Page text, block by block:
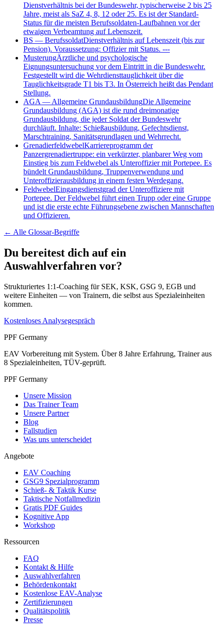
Dienstverhältnis bei der Bundeswehr, typischerweise 2 bis 25
Jahre, meist als SaZ 4, 8, 12 oder 25. Es ist der Standard-
Status für die meisten Berufssoldaten-Laufbahnen vor der
etwaigen Verbeamtung auf Lebenszeit.
BS — BerufssoldatDienstverhältnis auf Lebenszeit (bis zur
Pension). Voraussetzung: Offizier mit Status. ---
MusterungÄrztliche und psychologische
Eignungsuntersuchung vor dem Eintritt in die Bundeswehr.
Festgestellt wird die Wehrdiensttauglichkeit über die
Tauglichkeitsgrade T1 bis T3. In Österreich heißt das Pendant
Stellung.
AGA —Allgemeine GrundausbildungDie Allgemeine
Grundausbildung (AGA) ist die rund dreimonatige
Grundausbildung, die jeder Soldat der Bundeswehr
durchläuft. Inhalte: Schießausbildung, Gefechtsdienst,
Marschtraining, Sanitätsgrundlagen und Wehrrecht.
GrenadierfeldwebelKarriereprogramm der
Panzergrenadiertruppe: ein verkürzter, planbarer Weg vom
Einstieg bis zum Feldwebel als Unteroffizier mit Portepee. Es
bündelt Grundausbildung, Truppenverwendung und
Unteroffizierausbildung in einem festen Werdegang.
FeldwebelEingangsdienstgrad der Unteroffiziere mit
Portepee. Der Feldwebel führt einen Trupp oder eine Gruppe
und ist die erste echte Führungsebene zwischen Mannschaften
und Offizieren.
← Alle Glossar-Begriffe
Du bereitest dich auf ein
Auswahlverfahren vor?
Strukturiertes 1:1-Coaching für SEK, KSK, GSG 9, EGB und
weitere Einheiten — von Trainern, die selbst aus Spezialeinheiten
kommen.
Kostenloses Analysegespräch
PPF Germany
EAV Vorbereitung mit System. Über 8 Jahre Erfahrung, Trainer aus
8 Spezialeinheiten, TÜV-geprüft.
PPF Germany
Unsere Mission
Das Trainer Team
Unsere Partner
Blog
Fallstudien
Was uns unterscheidet
Angebote
EAV Coaching
GSG9 Spezialprogramm
Schieß- & Taktik Kurse
Taktische Notfallmedizin
Gratis PDF Guides
Kognitive App
Workshop
Ressourcen
FAQ
Kontakt & Hilfe
Auswahlverfahren
Behördenkontakt
Kostenlose EAV-Analyse
Zertifizierungen
Qualitätspolitik
Presse